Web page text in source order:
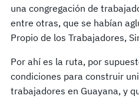
una congregación de
entre otras, que se habían
Propio de los Trabajadores,
Por ahí es la ruta, por
condiciones para construir
trabajadores en Guayana, y